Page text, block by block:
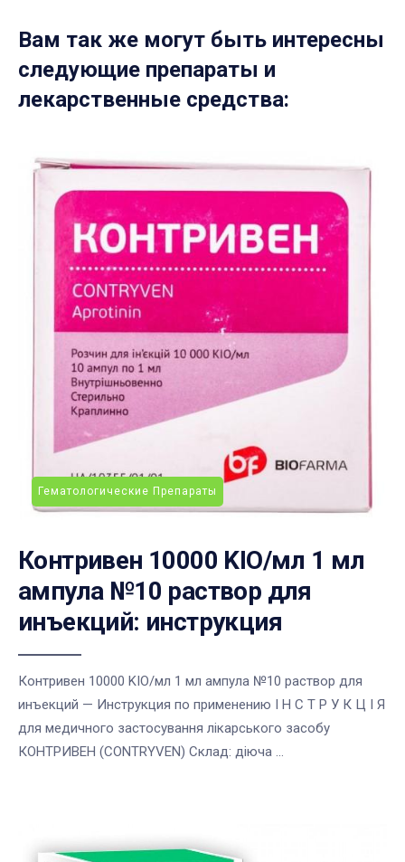
Вам так же могут быть интересны
следующие препараты и
лекарственные средства:
Гематологические Препараты
Контривен 10000 KIO/мл 1 мл
ампула №10 раствор для
инъекций: инструкция
Контривен 10000 KIO/мл 1 мл ампула №10 раствор для
инъекций — Инструкция по применению І Н С Т Р У К Ц І Я
для медичного застосування лікарського засобу
КОНТРИВЕН (CONTRYVEN) Cклад: діюча ...